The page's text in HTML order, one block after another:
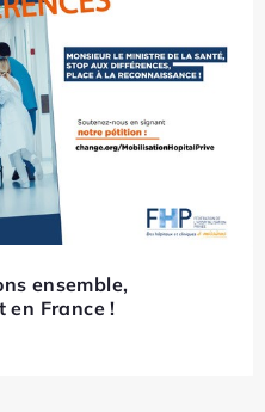
ensemble,
en France !